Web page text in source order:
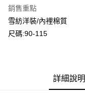
ATM付款
運送方式
付款後全家取貨
銷售重點
雪紡洋裝/內裡棉質
尺碼:90-115
詳細說明